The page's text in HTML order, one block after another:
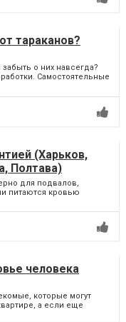
тараканов?
забыть о них навсегда?
Самостоятельные
(Харьков,
Полтава)
для подвалов,
питаются кровью
человека
которые могут
а если еще